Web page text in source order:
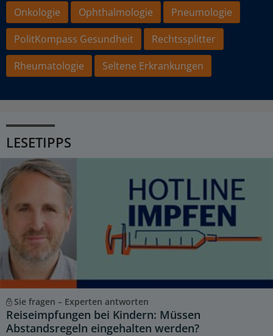
Onkologie
Ophthalmologie
Pneumologie
PolitKompass Gesundheit
Rechtssplitter
Rheumatologie
Seltene Erkrankungen
LESETIPPS
Sie fragen – Experten antworten
Reiseimpfungen bei Kindern: Müssen
Abstandsregeln eingehalten werden?